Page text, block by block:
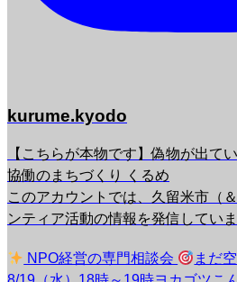
kurume.kyodo
【こちらが本物です】偽物が出て
協働のまちづくり くるめ
このアカウントでは、久留米市（
ンティア活動の情報を発信していま
NPO経営の専門相談会
まだ